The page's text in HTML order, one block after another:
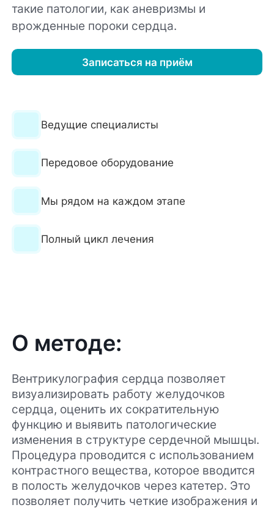
такие патологии, как аневризмы и
врожденные пороки сердца.
Записаться на приём
Ведущие специалисты
Передовое оборудование
Мы рядом на каждом этапе
Полный цикл лечения
О методе:
Вентрикулография сердца позволяет
визуализировать работу желудочков
сердца, оценить их сократительную
функцию и выявить патологические
изменения в структуре сердечной мышцы.
Процедура проводится с использованием
контрастного вещества, которое вводится
в полость желудочков через катетер. Это
позволяет получить четкие изображения и